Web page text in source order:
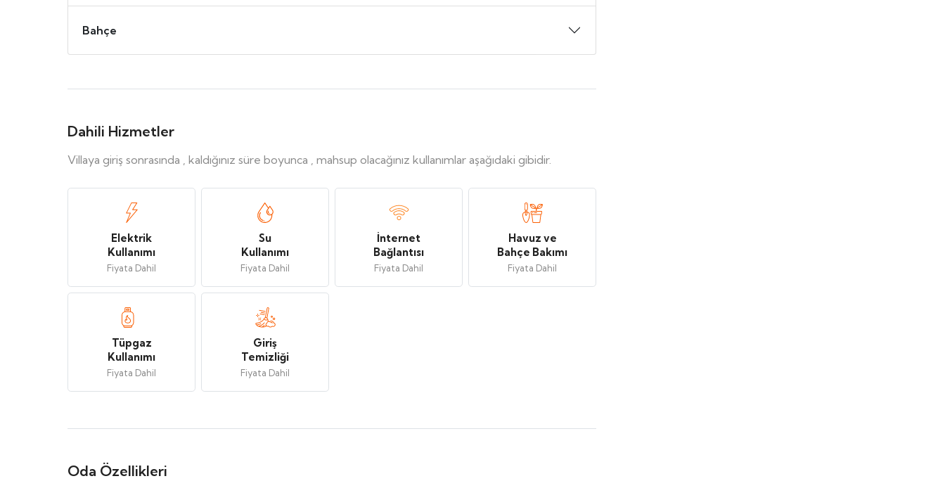
Bahçe
Dahili Hizmetler
Villaya giriş sonrasında , kaldığınız süre boyunca , mahsup olacağınız kullanımlar aşağıdaki gibidir.
Elektrik
Kullanımı
Fiyata Dahil
Su
Kullanımı
Fiyata Dahil
İnternet
Bağlantısı
Fiyata Dahil
Havuz ve
Bahçe Bakımı
Fiyata Dahil
Tüpgaz
Kullanımı
Fiyata Dahil
Giriş
Temizliği
Fiyata Dahil
Oda Özellikleri